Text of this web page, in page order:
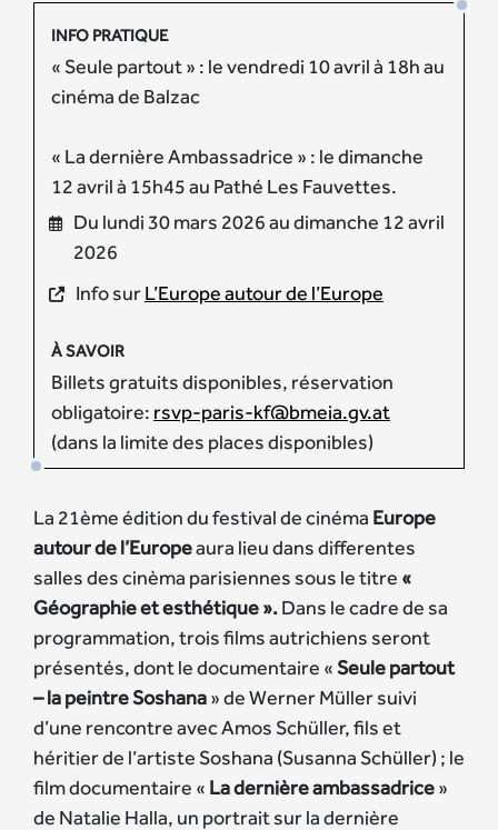
INFO PRATIQUE
« Seule partout » : le vendredi 10 avril à 18h au
cinéma de Balzac
« La dernière Ambassadrice » : le dimanche
12 avril à 15h45 au Pathé Les Fauvettes.
Du lundi 30 mars 2026 au dimanche 12 avril
2026
Info surL’Europe autour de l’Europe
À SAVOIR
Billets gratuits disponibles, réservation
obligatoire: rsvp-paris-kf@bmeia.gv.at
(dans la limite des places disponibles)
La 21ème édition du festival de cinéma Europe
autour de l’Europeaura lieu dans differentes
salles des cinèma parisiennes sous le titre «
Géographie et esthétique ». Dans le cadre de sa
programmation, trois films autrichiens seront
présentés, dont le documentaire «Seule partout
– la peintre Soshana» de Werner Müller suivi
d’une rencontre avec Amos Schüller, fils et
héritier de l’artiste Soshana (Susanna Schüller) ; le
film documentaire « La dernière ambassadrice»
de Natalie Halla, un portrait sur la dernière